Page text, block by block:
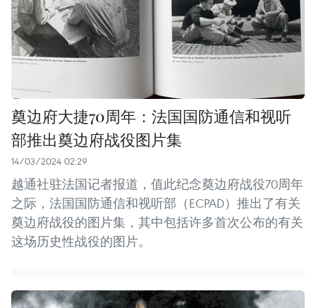
奠边府大捷70周年：法国国防通信和视听
部推出奠边府战役图片集
14/03/2024 02:29
越通社驻法国记者报道，值此纪念奠边府战役70周年
之际，法国国防通信和视听部（ECPAD）推出了有关
奠边府战役的图片集，其中包括许多首次公布的有关
这场历史性战役的图片。